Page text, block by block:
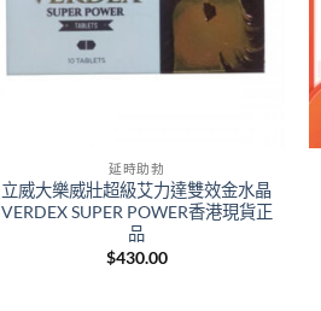
延時助勃
立威大樂威壯超級艾力達雙效金水晶
VERDEX SUPER POWER香港現貨正
品
$430.00